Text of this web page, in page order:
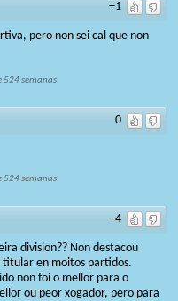
+1
pero non sei cal que non
524 semanas
0
524 semanas
-4
division?? Non destacou
titular en moitos partidos.
non foi o mellor para o
ou peor xogador, pero para